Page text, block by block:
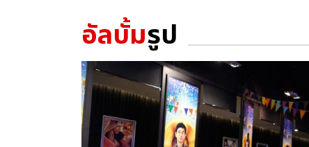
อัลบั้มรูป